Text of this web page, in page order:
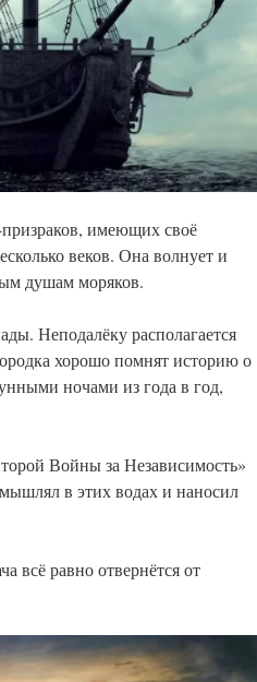
призраков, имеющих своё
веков. Она волнует и
душам моряков.
Неподалёку располагается
хорошо помнят историю о
ночами из года в год,
Войны за Независимость»
в этих водах и наносил
всё равно отвернётся от